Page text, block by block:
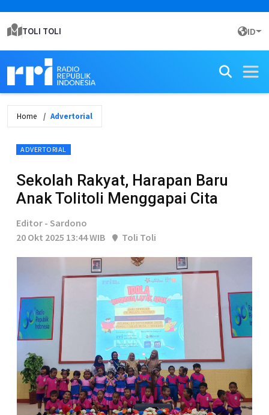
TOLI TOLI ID
Home Advertorial
ADVERTORIAL
Sekolah Rakyat, Harapan Baru
Anak Tolitoli Menggapai Cita
Editor - Sardono
20 Okt 2025 13:44 WIB
Toli Toli